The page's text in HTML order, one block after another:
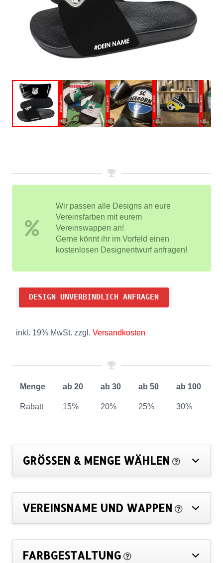
Wir passen alle Designs an eure
Vereinsfarben mit eurem
Vereinswappen an!
Gerne könnt ihr im Vorfeld einen
kostenlosen Designentwurf anfragen!
DESIGN UNVERBINDLICH ANFRAGEN
inkl. 19% MwSt. zzgl. Versandkosten
Menge ab 20 ab 30 ab 50 ab 100
Rabatt 15% 20% 25% 30%
GRÖSSEN & MENGE WÄHLEN
VEREINSNAME UND WAPPEN
FARBGESTALTUNG